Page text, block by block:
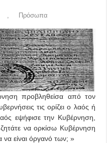
, Πρόσωπα
προβληθείσα από τον
τις ορίζει ο λαός ή
εψήφισε την Κυβέρνηση,
να ορκίσω Κυβέρνηση
να είναι όργανό των; »